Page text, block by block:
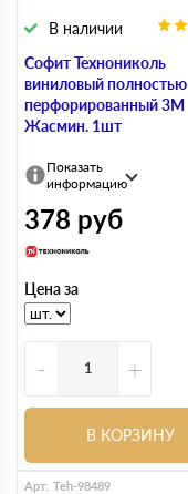
Софит Технониколь
виниловый полностью
перфорированный 3М
Жасмин. 1шт
В наличии
Показать
информацию
378 руб
Цена за
- +
В КОРЗИНУ
Арт. Teh-98489